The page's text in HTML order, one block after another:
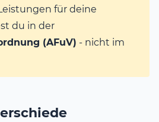
für deine
du in der
(AFuV) - nicht im